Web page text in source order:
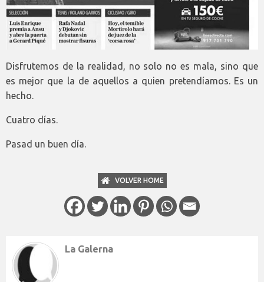
Disfrutemos de la realidad, no solo no es mala, sino que
es mejor que la de aquellos a quien pretendíamos. Es un
hecho.
Cuatro días.
Pasad un buen día.
VOLVER HOME
La Galerna